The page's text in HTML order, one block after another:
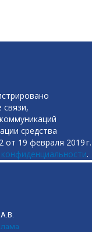
средства
19 февраля 2019 г.
.